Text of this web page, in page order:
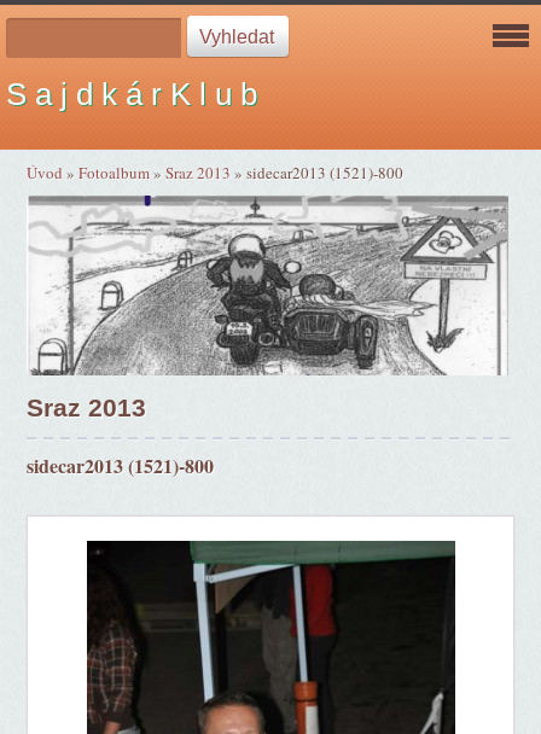
S a j d k á r K l u b
Úvod »Fotoalbum»Sraz 2013 »sidecar2013 (1521)-800
Sraz 2013
sidecar2013 (1521)-800